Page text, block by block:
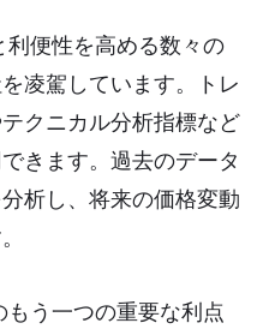
便性を高める数々の
凌駕しています。トレ
クニカル分析指標など
きます。過去のデータ
析し、将来の価格変動
う一つの重要な利点